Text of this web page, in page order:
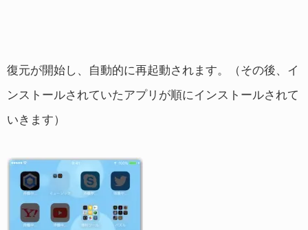
復元が開始し、自動的に再起動されます。（その後、イ
ンストールされていたアプリが順にインストールされて
いきます）